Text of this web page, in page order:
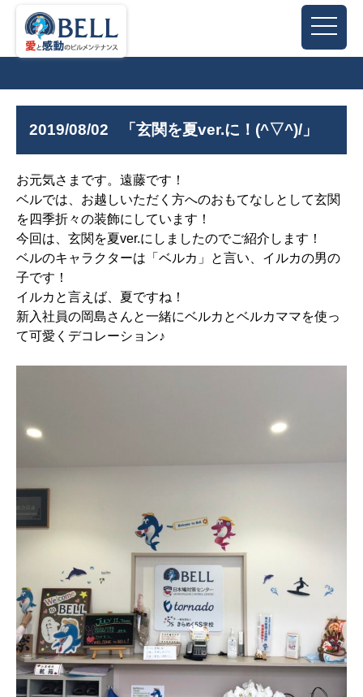
2019/08/02 「玄関を夏ver.に！(^▽^)/」
お元気さまです。遠藤です！
ベルでは、お越しいただく方へのおもてなしとして玄関
を四季折々の装飾にしています！
今回は、玄関を夏ver.にしましたのでご紹介します！
ベルのキャラクターは「ベルカ」と言い、イルカの男の
子です！
イルカと言えば、夏ですね！
新入社員の岡島さんと一緒にベルカとベルカママを使っ
て可愛くデコレーション♪